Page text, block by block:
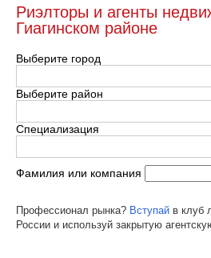
Риэлторы и агенты
Гиагинском районе
Выберите город
Выберите район
Специализация
Фамилия или компания
Профессионал рынка? Вступай в клуб
России и используй закрытую